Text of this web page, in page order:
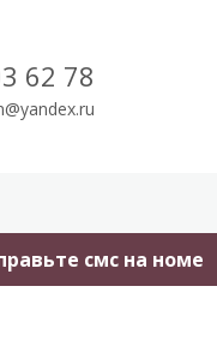
62 78
смс на номер